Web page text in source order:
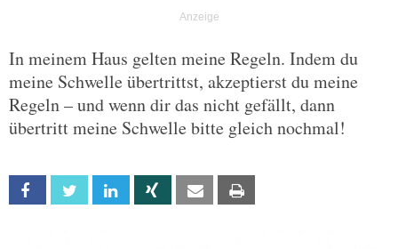
In meinem Haus gelten meine Regeln. Indem du
meine Schwelle übertrittst, akzeptierst du meine
Regeln – und wenn dir das nicht gefällt, dann
übertritt meine Schwelle bitte gleich nochmal!
Facebook Twitter Linkedin Xing Email